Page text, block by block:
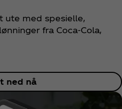
ute med spesielle,
fra Coca‑Cola,
ned nå